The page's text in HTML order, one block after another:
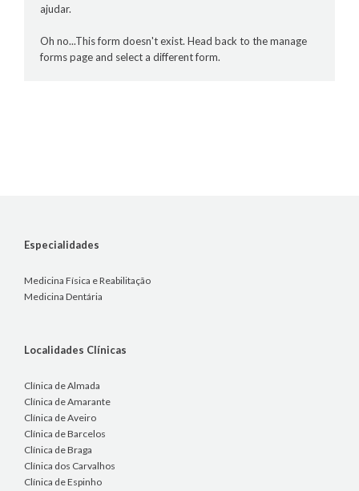
ajudar.
Oh no...This form doesn't exist. Head back to the manage
forms page and select a different form.
Especialidades
Medicina Física e Reabilitação
Medicina Dentária
Localidades Clínicas
Clínica de Almada
Clínica de Amarante
Clínica de Aveiro
Clínica de Barcelos
Clínica de Braga
Clínica dos Carvalhos
Clínica de Espinho